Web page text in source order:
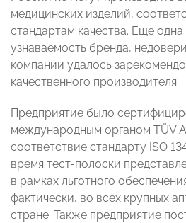
медицинских изделий,
стандартам качества. Еще
узнаваемость бренда,
компании удалось
качественного производителя.
Предприятие было
международным органом TÜV
соответствие стандарту ISO
время тест-полоски
в рамках льготного
фактически, во всех крупных
стране. Также предприятие